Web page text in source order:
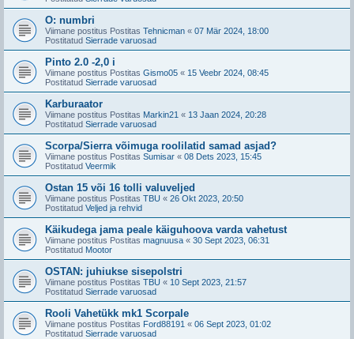
O: numbri
Viimane postitus Postitas Tehnicman « 07 Mär 2024, 18:00
Postitatud Sierrade varuosad
Pinto 2.0 -2,0 i
Viimane postitus Postitas Gismo05 « 15 Veebr 2024, 08:45
Postitatud Sierrade varuosad
Karburaator
Viimane postitus Postitas Markin21 « 13 Jaan 2024, 20:28
Postitatud Sierrade varuosad
Scorpa/Sierra võimuga roolilatid samad asjad?
Viimane postitus Postitas Sumisar « 08 Dets 2023, 15:45
Postitatud Veermik
Ostan 15 või 16 tolli valuveljed
Viimane postitus Postitas TBU « 26 Okt 2023, 20:50
Postitatud Veljed ja rehvid
Käikudega jama peale käiguhoova varda vahetust
Viimane postitus Postitas magnuusa « 30 Sept 2023, 06:31
Postitatud Mootor
OSTAN: juhiukse sisepolstri
Viimane postitus Postitas TBU « 10 Sept 2023, 21:57
Postitatud Sierrade varuosad
Rooli Vahetükk mk1 Scorpale
Viimane postitus Postitas Ford88191 « 06 Sept 2023, 01:02
Postitatud Sierrade varuosad